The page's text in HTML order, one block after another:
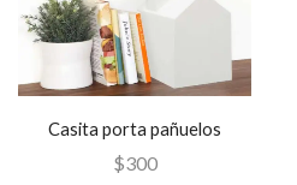
Casita porta pañuelos
$300